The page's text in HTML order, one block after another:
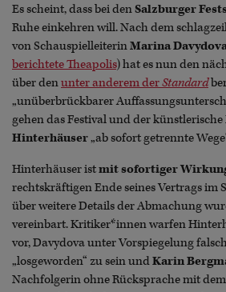
Es scheint, dass bei denSalzburger
Ruhe einkehren will. Nach dem
von SchauspielleiterinMarina
berichtete Theapolis) hat es nun den
über denunter anderem derStandard
„unüberbrückbarer
gehen das Festival und der
Hinterhäuser„ab sofort getrennte
Hinterhäuser istmit sofortiger
rechtskräftigen Ende seines Vertrags im
über weitere Details der Abmachung
vereinbart. Kritiker*innen warfen
vor, Davydova unter Vorspiegelung
„losgeworden“ zu sein undKarin
Nachfolgerin ohne Rücksprache mit